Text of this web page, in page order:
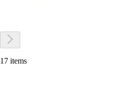
17 items